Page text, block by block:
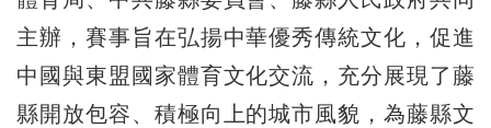
主辦，賽事旨在弘揚中華優秀傳統文化，促進
中國與東盟國家體育文化交流，充分展現了藤
縣開放包容、積極向上的城市風貌，為藤縣文